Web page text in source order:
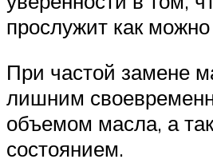
прослужит как
При частой замене
лишним
объемом масла, а
состоянием.